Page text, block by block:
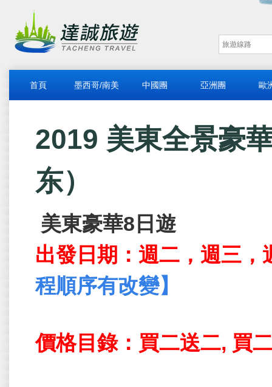
首頁 墨西哥/南美 中國團 亞洲團 歐
2019 美東全景豪
东）
美東豪華8 日遊
出發日期：週二，週三
程順序有改變】
價格目錄：買二送二, 買